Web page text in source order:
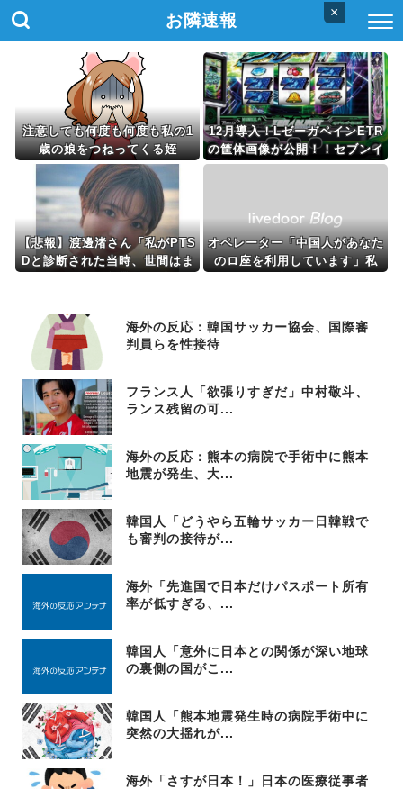
×
お隣速報
注意しても何度も何度も私の1
歳の娘をつねってくる姪
12月導入！LゼーガペインETR
の筐体画像が公開！！セブンイ
ンパクトは搭載されてるっぽ
【悲報】渡邊渚さん「私がPTS
Dと診断された当時、世間はま
オペレーター「中国人があなた
のロ座を利用しています」私
海外の反応：韓国サッカー協会、国際審
判員らを性接待
フランス人「欲張りすぎだ」中村敬斗、
ランス残留の可...
海外の反応：熊本の病院で手術中に熊本
地震が発生、大...
韓国人「どうやら五輪サッカー日韓戦で
も審判の接待が...
海外「先進国で日本だけパスポート所有
率が低すぎる、...
韓国人「意外に日本との関係が深い地球
の裏側の国がこ...
韓国人「熊本地震発生時の病院手術中に
突然の大揺れが...
海外「さすが日本！」日本の医療従事者